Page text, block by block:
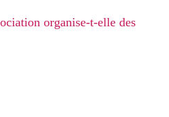
organise-t-elle des